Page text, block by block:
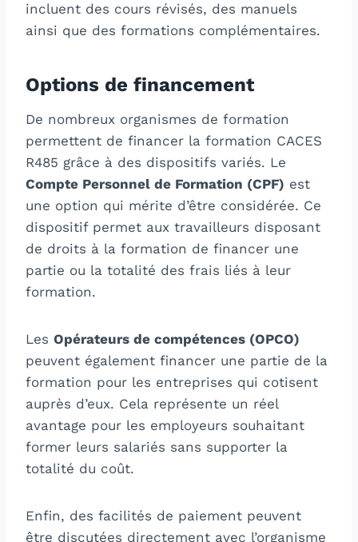
incluent des cours révisés, des manuels
ainsi que des formations complémentaires.
Options de financement
De nombreux organismes de formation
permettent de financer la formation CACES
R485 grâce à des dispositifs variés. Le
Compte Personnel de Formation (CPF) est
une option qui mérite d’être considérée. Ce
dispositif permet aux travailleurs disposant
de droits à la formation de financer une
partie ou la totalité des frais liés à leur
formation.
Les Opérateurs de compétences (OPCO)
peuvent également financer une partie de la
formation pour les entreprises qui cotisent
auprès d’eux. Cela représente un réel
avantage pour les employeurs souhaitant
former leurs salariés sans supporter la
totalité du coût.
Enfin, des facilités de paiement peuvent
être discutées directement avec l’organisme